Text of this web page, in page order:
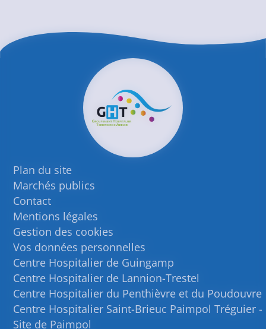
Plan du site
Marchés publics
Contact
Mentions légales
Gestion des cookies
Vos données personnelles
Centre Hospitalier de Guingamp
Centre Hospitalier de Lannion-Trestel
Centre Hospitalier du Penthièvre et du Poudouvre
Centre Hospitalier Saint-Brieuc Paimpol Tréguier -
Site de Paimpol